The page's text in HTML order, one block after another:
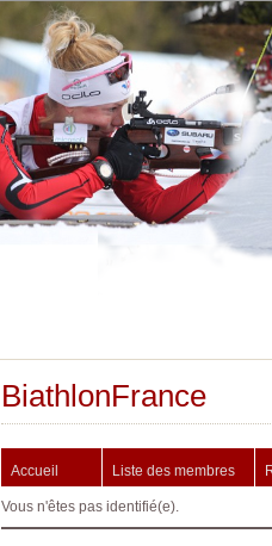
BiathlonFrance
Accueil Liste des membres
Vous n'êtes pas identifié(e).